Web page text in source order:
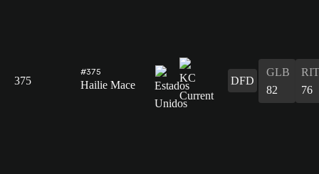
375
#375
Hailie Mace DFD
GLB
82
RIT
76